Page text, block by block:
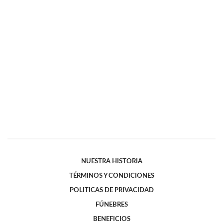
NUESTRA HISTORIA
TÉRMINOS Y CONDICIONES
POLITICAS DE PRIVACIDAD
FÚNEBRES
BENEFICIOS